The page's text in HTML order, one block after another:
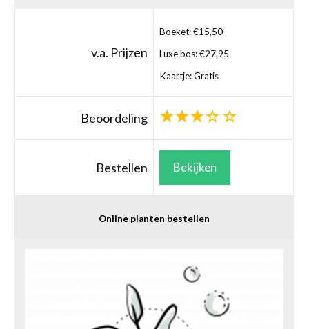
v.a. Prijzen
Boeket: €15,50
Luxe bos: €27,95
Kaartje: Gratis
Beoordeling
Bestellen Bekijken
Online planten bestellen